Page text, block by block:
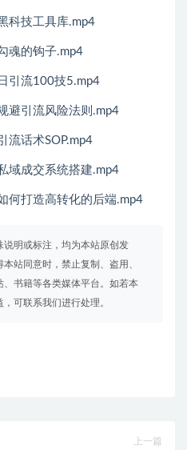
科技工具库.mp4
魂的钩子.mp4
引流100技5.mp4
避引流风险法则.mp4
流话术SOP.mp4
域成交系统搭建.mp4
何打造高转化的后端.mp4
说明或标注，均为本站原创发
站同意时，禁止复制、盗用、
书籍等各类媒体平台。如若本
可联系我们进行处理。
上一篇